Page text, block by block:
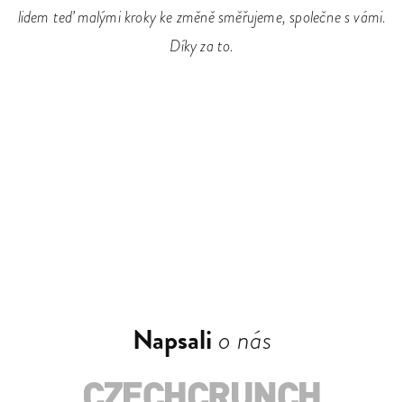
lidem teď malými kroky ke změně směřujeme, společne s vámi.
Díky za to.
Napsali o nás